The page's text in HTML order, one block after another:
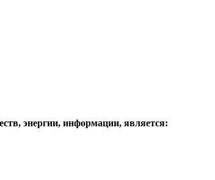
энергии, информации, является: